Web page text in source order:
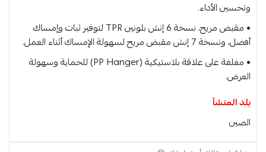
وتحسين الأداء.
• مقبض مريح، نسخة 6 إنش بلونين TPR لتوفير ثبات وإمساك
أفضل، ونسخة 7 إنش مقبض مريح لسهولة الإمساك أثناء العمل.
• مغلفة على علاقة بلاستيكية (PP Hanger) للحماية وسهولة
العرض.
بلد المنشأ
الصين